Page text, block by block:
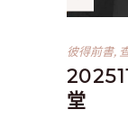
彼得前書,
堂